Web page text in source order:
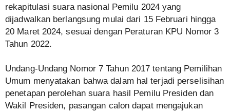
rekapitulasi suara nasional Pemilu 2024 yang
dijadwalkan berlangsung mulai dari 15 Februari hingga
20 Maret 2024, sesuai dengan Peraturan KPU Nomor 3
Tahun 2022.
Undang-Undang Nomor 7 Tahun 2017 tentang Pemilihan
Umum menyatakan bahwa dalam hal terjadi perselisihan
penetapan perolehan suara hasil Pemilu Presiden dan
Wakil Presiden, pasangan calon dapat mengajukan